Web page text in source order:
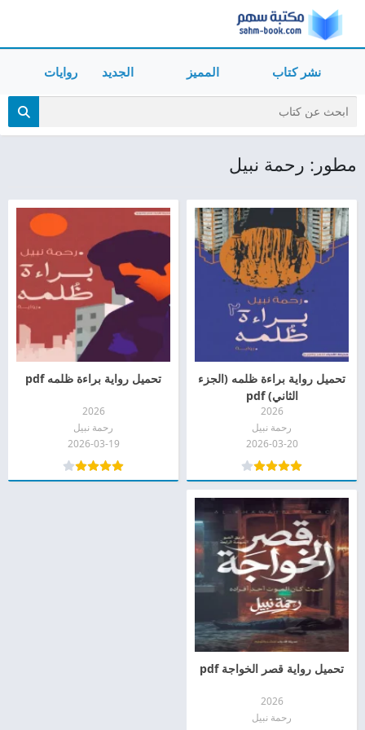
نشر كتاب المميز الجديد روايات
مطور: رحمة نبيل
تحميل رواية براءة ظلمه (الجزء
الثاني) pdf
2026
رحمة نبيل
2026-03-20
تحميل رواية براءة ظلمه pdf
2026
رحمة نبيل
2026-03-19
تحميل رواية قصر الخواجة pdf
2026
رحمة نبيل